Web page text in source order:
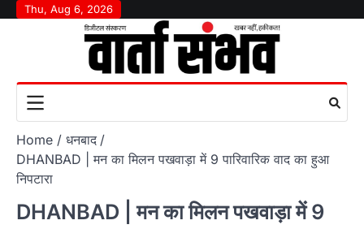
SkipThu, Aug 6, 2026
Home
धनबाद
DHANBAD | मन का मिलन पखवाड़ा में 9 पारिवारिक वाद का हुआ
निपटारा
DHANBAD | मन का मिलन पखवाड़ा में 9